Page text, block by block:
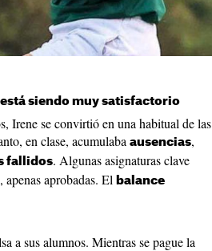
siendo muy satisfactorio
Irene se convirtió en una habitual de las
en clase, acumulaba ausencias,
fallidos. Algunas asignaturas clave
apenas aprobadas. El balance
a sus alumnos. Mientras se pague la